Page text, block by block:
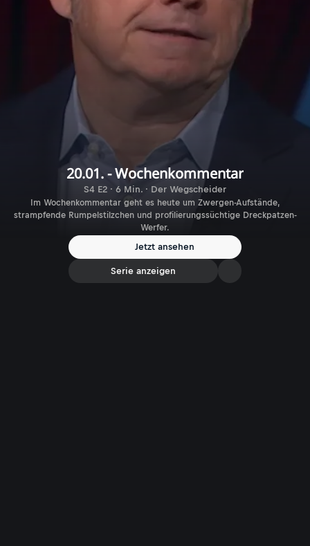
20.01. - Wochenkommentar
S4 E2 · 6 Min. · Der Wegscheider
Im Wochenkommentar geht es heute um Zwergen-Aufstände,
strampfende Rumpelstilzchen und profilierungssüchtige Dreckpatzen-
Werfer.
Jetzt ansehen
Serie anzeigen